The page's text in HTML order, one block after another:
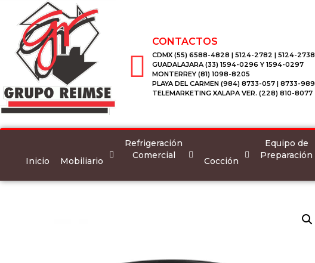
CONTACTOS
CDMX (55) 6588-4828 | 5124-2782 | 5124-2738
GUADALAJARA (33) 1594-0296 Y 1594-0297
MONTERREY (81) 1098-8205
PLAYA DEL CARMEN (984) 8733-057 | 8733-989
TELEMARKETING XALAPA VER. (228) 810-8077
Inicio Mobiliario
Refrigeración
Comercial
Cocción
Equipo de
Preparación